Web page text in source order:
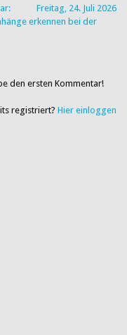
Freitag, 24. Juli 2026
erkennen bei der
den ersten Kommentar!
registriert? Hier einloggen